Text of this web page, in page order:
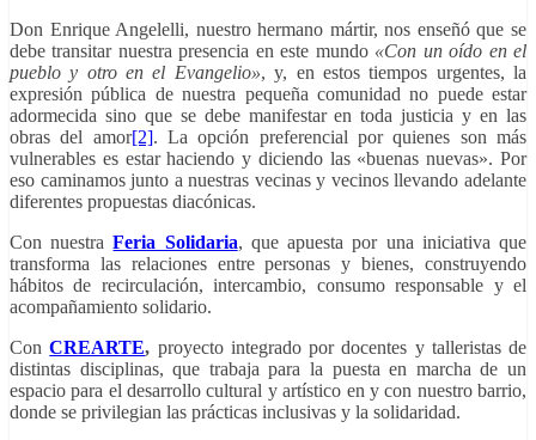
Don Enrique Angelelli, nuestro hermano mártir, nos enseñó que se
debe transitar nuestra presencia en este mundo «Con un oído en el
pueblo y otro en el Evangelio», y, en estos tiempos urgentes, la
expresión pública de nuestra pequeña comunidad no puede estar
adormecida sino que se debe manifestar en toda justicia y en las
obras del amor[2]. La opción preferencial por quienes son más
vulnerables es estar haciendo y diciendo las «buenas nuevas». Por
eso caminamos junto a nuestras vecinas y vecinos llevando adelante
diferentes propuestas diacónicas.
Con nuestraFeria Solidaria, que apuesta por una iniciativa que
transforma las relaciones entre personas y bienes, construyendo
hábitos de recirculación, intercambio, consumo responsable y el
acompañamiento solidario.
ConCREARTE, proyecto integrado por docentes y talleristas de
distintas disciplinas, que trabaja para la puesta en marcha de un
espacio para el desarrollo cultural y artístico en y con nuestro barrio,
donde se privilegian las prácticas inclusivas y la solidaridad.